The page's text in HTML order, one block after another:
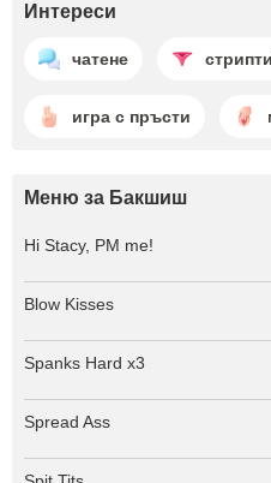
Интереси
чатене
игра с пръсти
Меню за Бакшиш
Hi Stacy, PM me!
Blow Kisses
Spanks Hard x3
Spread Ass